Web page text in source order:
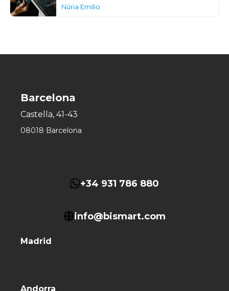
Núria Emilio
Barcelona
Castella, 41-43
08018 Barcelona
+34 931 786 880
info@bismart.com
Madrid
Andorra